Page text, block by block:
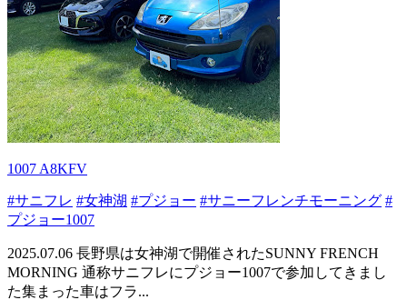
1007 A8KFV
#サニフレ #女神湖 #プジョー #サニーフレンチモーニング #
プジョー1007
2025.07.06 長野県は女神湖で開催されたSUNNY FRENCH
MORNING 通称サニフレにプジョー1007で参加してきまし
た集まった車はフラ...